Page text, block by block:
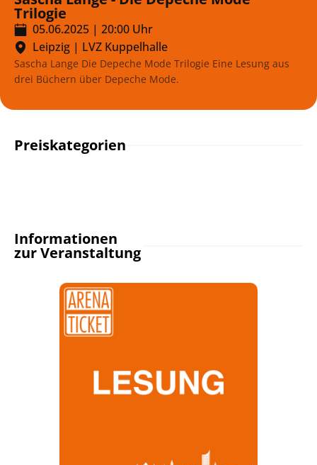
Trilogie
05.06.2025 | 20:00 Uhr
Leipzig | LVZ Kuppelhalle
Sascha Lange Die Depeche Mode Trilogie Eine Lesung aus
drei Büchern über Depeche Mode.
Preiskategorien
Informationen
zur Veranstaltung